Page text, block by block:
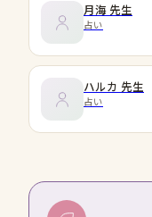
月海 先生
占い
ハルカ 先生
占い